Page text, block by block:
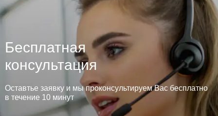
Бесплатная
консультация
Оставтье заявку и мы проконсультируем Вас бесплатно
в течение 10 минут